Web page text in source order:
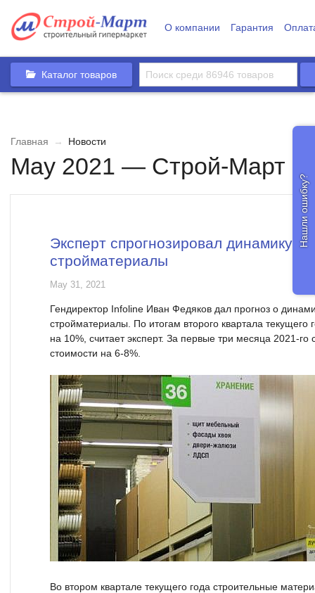
О компании Гарантия
Каталог товаров
Главная → Новости
May 2021 — Строй-Март
Эксперт спрогнозировал динамику
стройматериалы
May 31, 2021
Гендиректор Infoline Иван Федяков дал прогноз о
стройматериалы. По итогам второго квартала
на 10%, считает эксперт. За первые три месяца 2021-
стоимости на 6-8%.
Во втором квартале текущего года строительные
Нашли ошибку?